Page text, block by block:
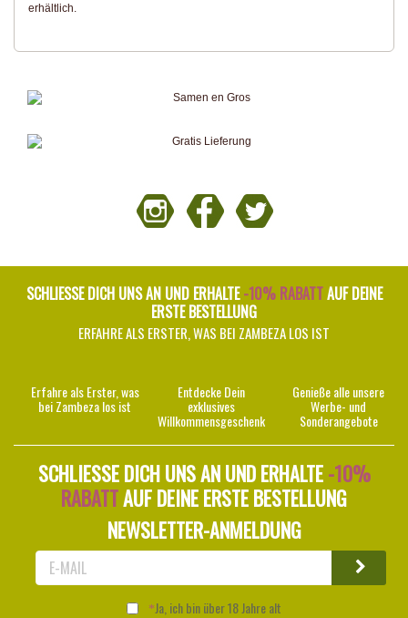
erhältlich.
SCHLIESSE DICH UNS AN UND ERHALTE -10% RABATTAUF DEINE
ERSTE BESTELLUNG
ERFAHRE ALS ERSTER, WAS BEI ZAMBEZA LOS IST
Erfahre als Erster, was
bei Zambeza los ist
Entdecke Dein
exklusives
Willkommensgeschenk
Genieße alle unsere
Werbe- und
Sonderangebote
SCHLIESSE DICH UNS AN UND ERHALTE -10%
RABATTAUF DEINE ERSTE BESTELLUNG
NEWSLETTER-ANMELDUNG
Ja, ich bin über 18 Jahre alt